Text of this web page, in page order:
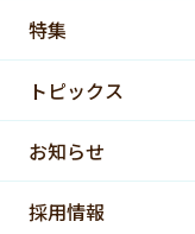
特集
トピックス
お知らせ
採用情報